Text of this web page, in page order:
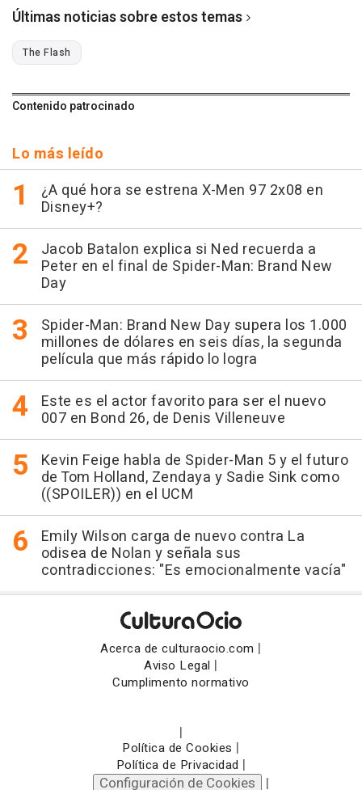
Últimas noticias sobre estos temas
The Flash
Contenido patrocinado
Lo más leído
¿A qué hora se estrena X-Men 97 2x08 en
Disney+?
Jacob Batalon explica si Ned recuerda a
Peter en el final de Spider-Man: Brand New
Day
Spider-Man: Brand New Day supera los 1.000
millones de dólares en seis días, la segunda
película que más rápido lo logra
Este es el actor favorito para ser el nuevo
007 en Bond 26, de Denis Villeneuve
Kevin Feige habla de Spider-Man 5 y el futuro
de Tom Holland, Zendaya y Sadie Sink como
((SPOILER)) en el UCM
Emily Wilson carga de nuevo contra La
odisea de Nolan y señala sus
contradicciones: "Es emocionalmente vacía"
Acerca de culturaocio.com |
Aviso Legal |
Cumplimento normativo
|
Política de Cookies |
Política de Privacidad |
Configuración de Cookies |